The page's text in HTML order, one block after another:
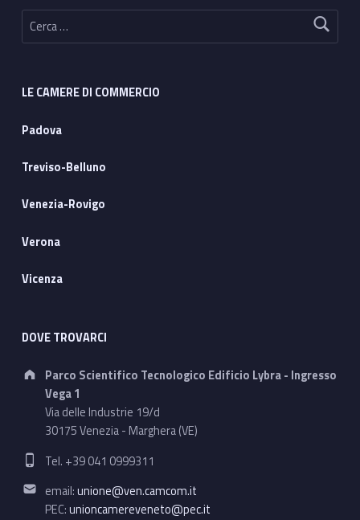
Ricerca per:
LE CAMERE DI COMMERCIO
Padova
Treviso-Belluno
Venezia-Rovigo
Verona
Vicenza
DOVE TROVARCI
Address:
Parco Scientifico Tecnologico Edificio Lybra - Ingresso
Vega 1
Via delle Industrie 19/d
30175 Venezia - Marghera (VE)
Phone number:
Tel. +39 041 0999311
Email address:
email:unione@ven.camcom.it
PEC:unioncamereveneto@pec.it